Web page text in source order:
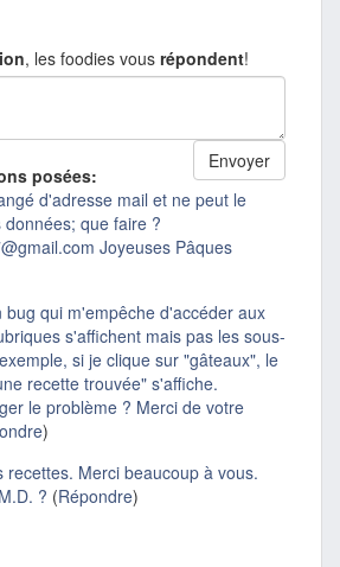
, les foodies vous répondent!
posées:
d'adresse mail et ne peut le
que faire ?
Joyeuses Pâques
bug qui m'empêche d'accéder aux
s'affichent mais pas les sous-
si je clique sur "gâteaux", le
recette trouvée" s'affiche.
le problème ? Merci de votre
)
recettes. Merci beaucoup à vous.
? (Répondre)